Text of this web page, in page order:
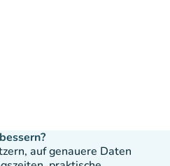
auf genauere Daten